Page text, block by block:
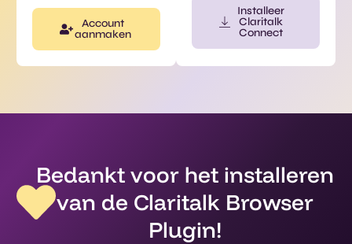
Account
aanmaken
Installeer
Claritalk
Connect
Bedankt voor het installeren
van de Claritalk Browser
Plugin!